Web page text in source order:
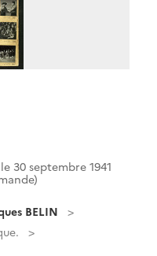
30 septembre 1941
BELIN